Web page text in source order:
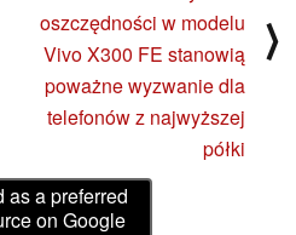
oszczędności w modelu
Vivo X300 FE stanowią
poważne wyzwanie dla
telefonów z najwyższej
półki
⟩
as a preferred
on Google